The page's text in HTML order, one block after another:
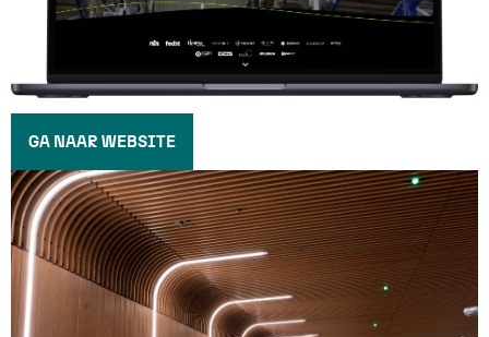
GA NAAR WEBSITE